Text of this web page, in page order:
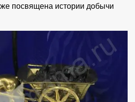
посвящена истории добычи